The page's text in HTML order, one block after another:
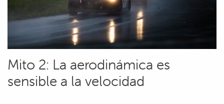
Mito 2: La aerodinámica es
sensible a la velocidad